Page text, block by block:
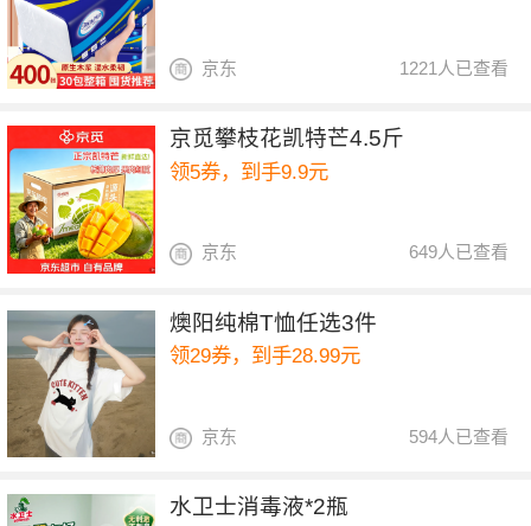
1221人已查看
京东
京觅攀枝花凯特芒4.5斤
领5券，到手9.9元
649人已查看
京东
燠阳纯棉T恤任选3件
领29券，到手28.99元
594人已查看
京东
水卫士消毒液*2瓶